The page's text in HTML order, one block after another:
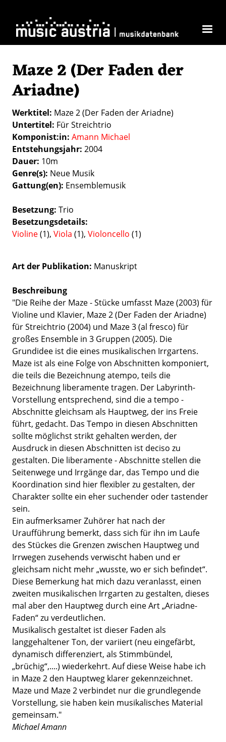
Maze 2 (Der Faden der
Ariadne)
Werktitel Maze 2 (Der Faden der Ariadne)
Untertitel Für Streichtrio
Komponist:in Amann Michael
Entstehungsjahr 2004
Dauer 10m
Genre(s) Neue Musik
Gattung(en) Ensemblemusik
Besetzung Trio
Besetzungsdetails
Violine(1), Viola (1), Violoncello (1)
Art der Publikation Manuskript
Beschreibung
"Die Reihe der Maze - Stücke umfasst Maze (2003) für
Violine und Klavier, Maze 2 (Der Faden der Ariadne)
für Streichtrio (2004) und Maze 3 (al fresco) für
großes Ensemble in 3 Gruppen (2005). Die
Grundidee ist die eines musikalischen Irrgartens.
Maze ist als eine Folge von Abschnitten komponiert,
die teils die Bezeichnung atempo, teils die
Bezeichnung liberamente tragen. Der Labyrinth-
Vorstellung entsprechend, sind die a tempo -
Abschnitte gleichsam als Hauptweg, der ins Freie
führt, gedacht. Das Tempo in diesen Abschnitten
sollte möglichst strikt gehalten werden, der
Ausdruck in diesen Abschnitten ist deciso zu
gestalten. Die liberamente - Abschnitte stellen die
Seitenwege und Irrgänge dar, das Tempo und die
Koordination sind hier flexibler zu gestalten, der
Charakter sollte ein eher suchender oder tastender
sein.
Ein aufmerksamer Zuhörer hat nach der
Uraufführung bemerkt, dass sich für ihn im Laufe
des Stückes die Grenzen zwischen Hauptweg und
Irrwegen zusehends verwischt haben und er
gleichsam nicht mehr „wusste, wo er sich befindet“.
Diese Bemerkung hat mich dazu veranlasst, einen
zweiten musikalischen Irrgarten zu gestalten, dieses
mal aber den Hauptweg durch eine Art „Ariadne-
Faden“ zu verdeutlichen.
Musikalisch gestaltet ist dieser Faden als
langgehaltener Ton, der variiert (neu eingefärbt,
dynamisch differenziert, als Stimmbündel,
„brüchig“,....) wiederkehrt. Auf diese Weise habe ich
in Maze 2 den Hauptweg klarer gekennzeichnet.
Maze und Maze 2 verbindet nur die grundlegende
Vorstellung, sie haben kein musikalisches Material
gemeinsam."
Michael Amann